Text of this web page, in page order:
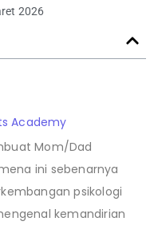
2026
Academy
Mom/Dad
ini sebenarnya
psikologi
kemandirian